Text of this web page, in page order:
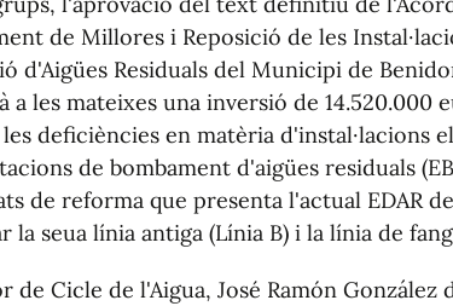
de Millores i Reposició de les
d'Aigües Residuals del Municipi de
a les mateixes una inversió de 14.520.000
deficiències en matèria d'instal·lacions
de bombament d'aigües residuals
de reforma que presenta l'actual EDAR
la seua línia antiga (Línia B) i la línia de
de Cicle de l'Aigua, José Ramón González